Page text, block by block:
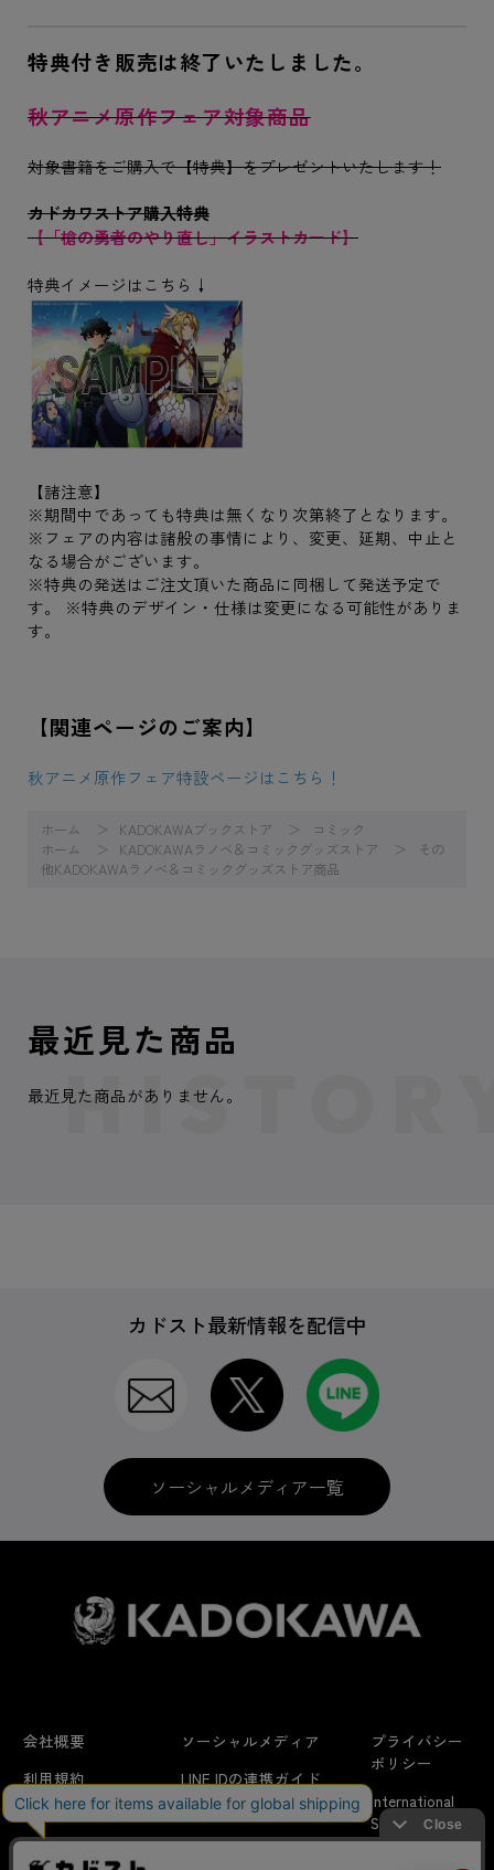
特典付き販売は終了いたしました。
秋アニメ原作フェア対象商品
対象書籍をご購入で【特典】をプレゼントいたします！
カドカワストア購入特典
【「槍の勇者のやり直し」イラストカード】
特典イメージはこちら↓
【諸注意】
※期間中であっても特典は無くなり次第終了となります。
※フェアの内容は諸般の事情により、変更、延期、中止と
なる場合がございます。
※特典の発送はご注文頂いた商品に同梱して発送予定で
す。 ※特典のデザイン・仕様は変更になる可能性がありま
す。
【関連ページのご案内】
秋アニメ原作フェア特設ページはこちら！
ホーム KADOKAWAブックストア
コミック
ホーム
KADOKAWAラノベ＆コミックグッズストア
その
他KADOKAWAラノベ＆コミックグッズストア商品
最近見た商品
最近見た商品がありません。
カドスト最新情報を配信中
ソーシャルメディア一覧
会社概要
利用規約
はじめての方へ
ソーシャルメディア
LINE IDの連携ガイド
FAQ
プライバシー
ポリシー
International
Shipping